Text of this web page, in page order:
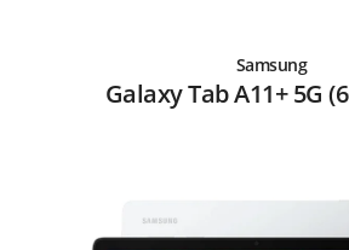
Samsung
Galaxy Tab A11+ 5G